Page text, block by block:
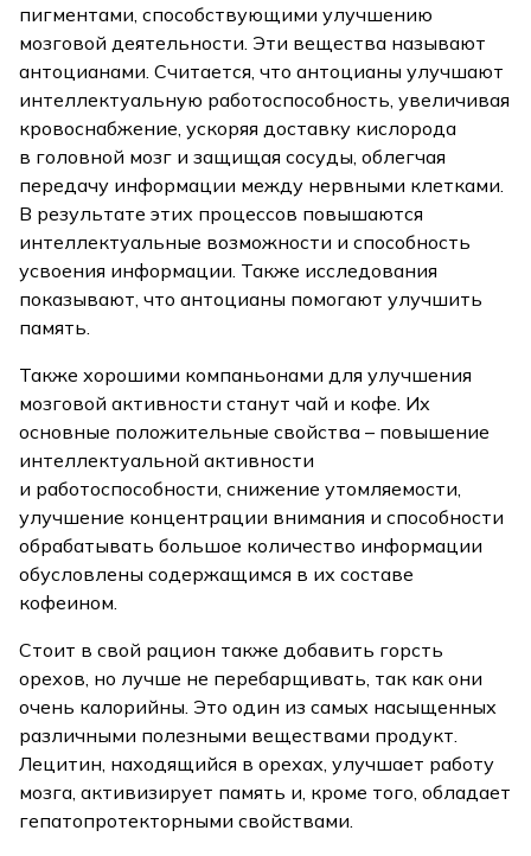
пигментами, способствующими улучшению
мозговой деятельности. Эти вещества называют
антоцианами. Считается, что антоцианы улучшают
интеллектуальную работоспособность, увеличивая
кровоснабжение, ускоряя доставку кислорода
в головной мозг и защищая сосуды, облегчая
передачу информации между нервными клетками.
В результате этих процессов повышаются
интеллектуальные возможности и способность
усвоения информации. Также исследования
показывают, что антоцианы помогают улучшить
память.
Также хорошими компаньонами для улучшения
мозговой активности станут чай и кофе. Их
основные положительные свойства – повышение
интеллектуальной активности
и работоспособности, снижение утомляемости,
улучшение концентрации внимания и способности
обрабатывать большое количество информации
обусловлены содержащимся в их составе
кофеином.
Стоит в свой рацион также добавить горсть
орехов, но лучше не перебарщивать, так как они
очень калорийны. Это один из самых насыщенных
различными полезными веществами продукт.
Лецитин, находящийся в орехах, улучшает работу
мозга, активизирует память и, кроме того, обладает
гепатопротекторными свойствами.